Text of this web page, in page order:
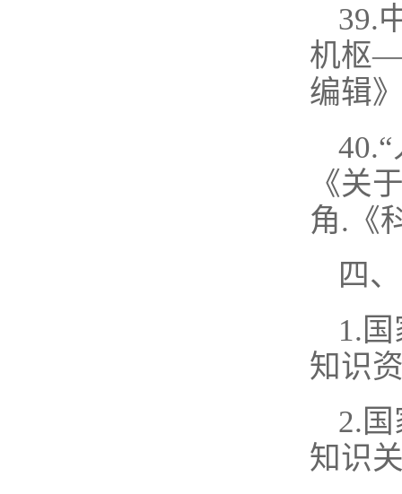
39.
机枢
编辑
《关
角.《
四
1.
知识
2.
知识